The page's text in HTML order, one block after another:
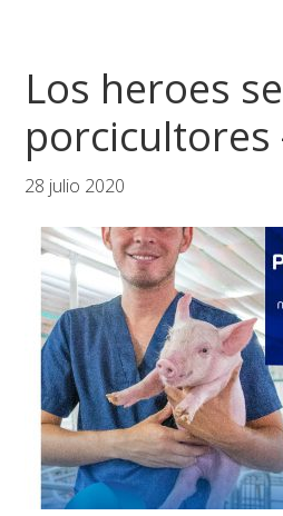
Los heroes
porcicultores
28 julio 2020